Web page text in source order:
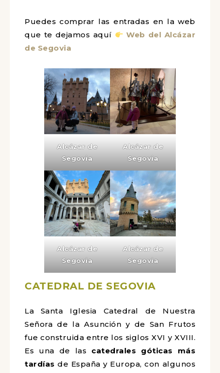
Puedes comprar las entradas en la web
que te dejamos aquí
Web del Alcázar
de Segovia
Alcázar de
Segovia
Alcázar de
Segovia
Alcázar de
Segovia
Alcázar de
Segovia
CATEDRAL DE SEGOVIA
La Santa Iglesia Catedral de Nuestra
Señora de la Asunción y de San Frutos
fue construida entre los siglos XVI y XVIII.
Es una de las catedrales góticas más
tardíasde España y Europa, con algunos